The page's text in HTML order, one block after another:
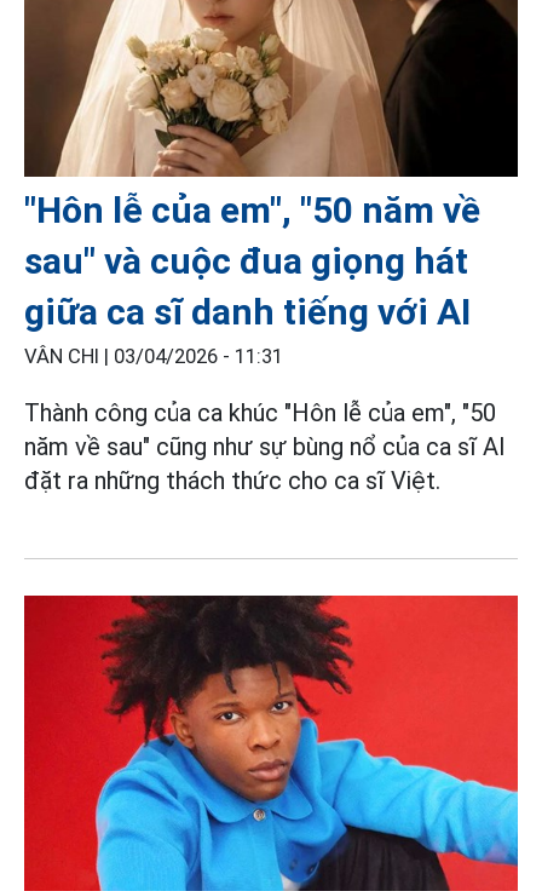
"Hôn lễ của em", "50 năm về
sau" và cuộc đua giọng hát
giữa ca sĩ danh tiếng với AI
VÂN CHI | 03/04/2026 - 11:31
Thành công của ca khúc "Hôn lễ của em", "50
năm về sau" cũng như sự bùng nổ của ca sĩ AI
đặt ra những thách thức cho ca sĩ Việt.